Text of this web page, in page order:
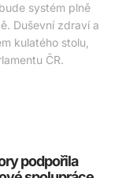
systém plně
Duševní zdraví a
kulatého stolu,
ČR.
podpořila